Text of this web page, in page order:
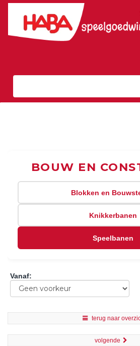
BOUW EN
Blokken en
Knikkerbanen
Speelbanen
Vanaf:
terug naar
volgende